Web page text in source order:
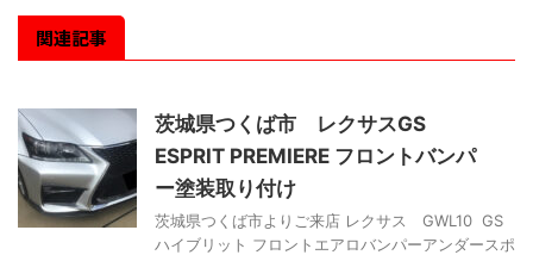
関連記事
茨城県つくば市 レクサスGS
ESPRIT PREMIERE フロントバンパ
ー塗装取り付け
茨城県つくば市よりご来店 レクサス GWL10 GS
ハイブリット フロントエアロバンパーアンダースポ